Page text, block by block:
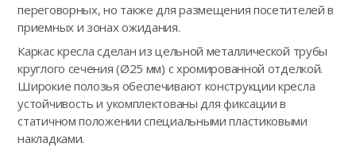
переговорных, но также для размещения посетителей в
приемных и зонах ожидания.
Каркас кресла сделан из цельной металлической трубы
круглого сечения (Ø25 мм) с хромированной отделкой.
Широкие полозья обеспечивают конструкции кресла
устойчивость и укомплектованы для фиксации в
статичном положении специальными пластиковыми
накладками.